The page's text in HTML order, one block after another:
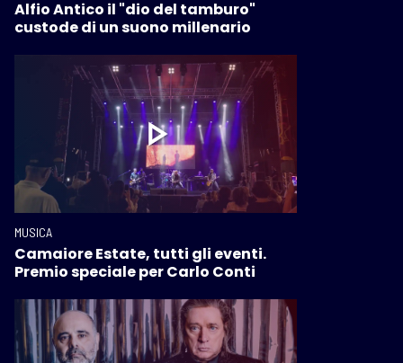
Alfio Antico il "dio del tamburo"
custode di un suono millenario
MUSICA
Camaiore Estate, tutti gli eventi.
Premio speciale per Carlo Conti